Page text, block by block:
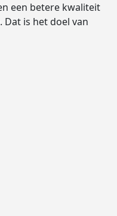
een betere kwaliteit
is het doel van